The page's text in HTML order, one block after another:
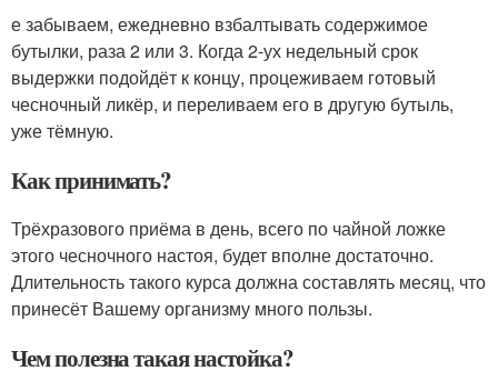
е забываем, ежедневно взбалтывать содержимое
бутылки, раза 2 или 3. Когда 2-ух недельный срок
выдержки подойдёт к концу, процеживаем готовый
чесночный ликёр, и переливаем его в другую бутыль,
уже тёмную.
Как принимать?
Трёхразового приёма в день, всего по чайной ложке
этого чесночного настоя, будет вполне достаточно.
Длительность такого курса должна составлять месяц, что
принесёт Вашему организму много пользы.
Чем полезна такая настойка?